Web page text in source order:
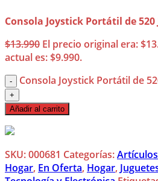
Consola Joystick Portátil de 520
$13.990 El precio original era:
actual es: $9.990.
Consola Joystick Portátil de
Añadir al carrito
SKU:000681 Categorías:
Hogar, En Oferta, Hogar,